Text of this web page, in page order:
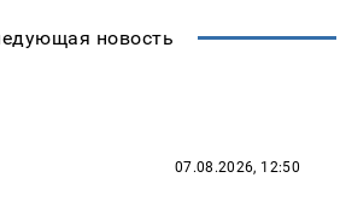
новость
07.08.2026, 12:50